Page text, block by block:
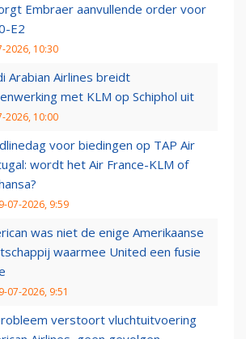
Embraer aanvullende order voor
E2
2026, 10:30
Arabian Airlines breidt
met KLM op Schiphol uit
2026, 10:00
voor biedingen op TAP Air
wordt het Air France-KLM of
07-2026, 9:59
was niet de enige Amerikaanse
waarmee United een fusie
07-2026, 9:51
verstoort vluchtuitvoering